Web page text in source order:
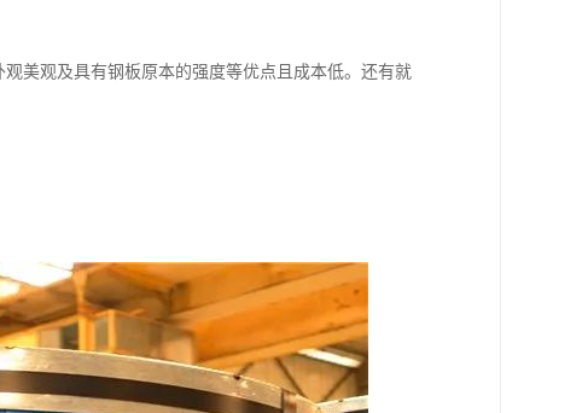
美观及具有钢板原本的强度等优点且成本低。还有就